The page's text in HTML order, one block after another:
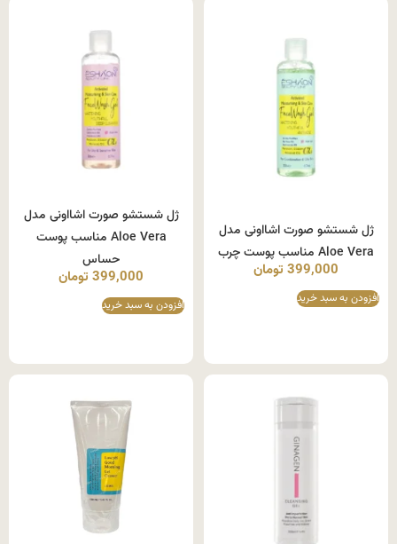
ژل شستشو صورت اشااونی مدل
Aloe Vera مناسب پوست چرب
399,000 تومان
افزودن به سبد خرید
ژل شستشو صورت اشااونی مدل
Aloe Vera مناسب پوست
حساس
399,000 تومان
افزودن به سبد خرید